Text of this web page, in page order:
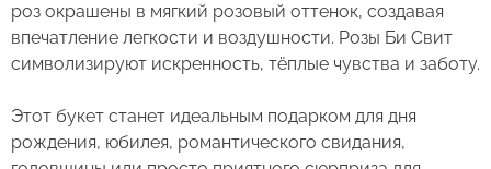
роз окрашены в мягкий розовый оттенок, создавая
впечатление легкости и воздушности. Розы Би Свит
символизируют искренность, тёплые чувства и заботу.
Этот букет станет идеальным подарком для дня
рождения, юбилея, романтического свидания,
Оставьте свой отзыв
Сервис:
бумаге.
2. Минимизируйте нахождение цветов
3. Если Вы перевозите букет, убедитесь, что
он правильно упакован. В зимнее время, даже